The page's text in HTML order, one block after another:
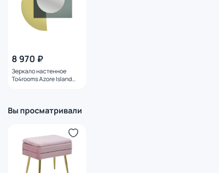
8 970 ₽
Зеркало настенное
To4rooms Azore Island
Вы просматривали